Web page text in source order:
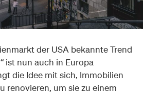
der USA bekannte Trend
ist nun auch in Europa
die Idee mit sich, Immobilien
renovieren, um sie zu einem